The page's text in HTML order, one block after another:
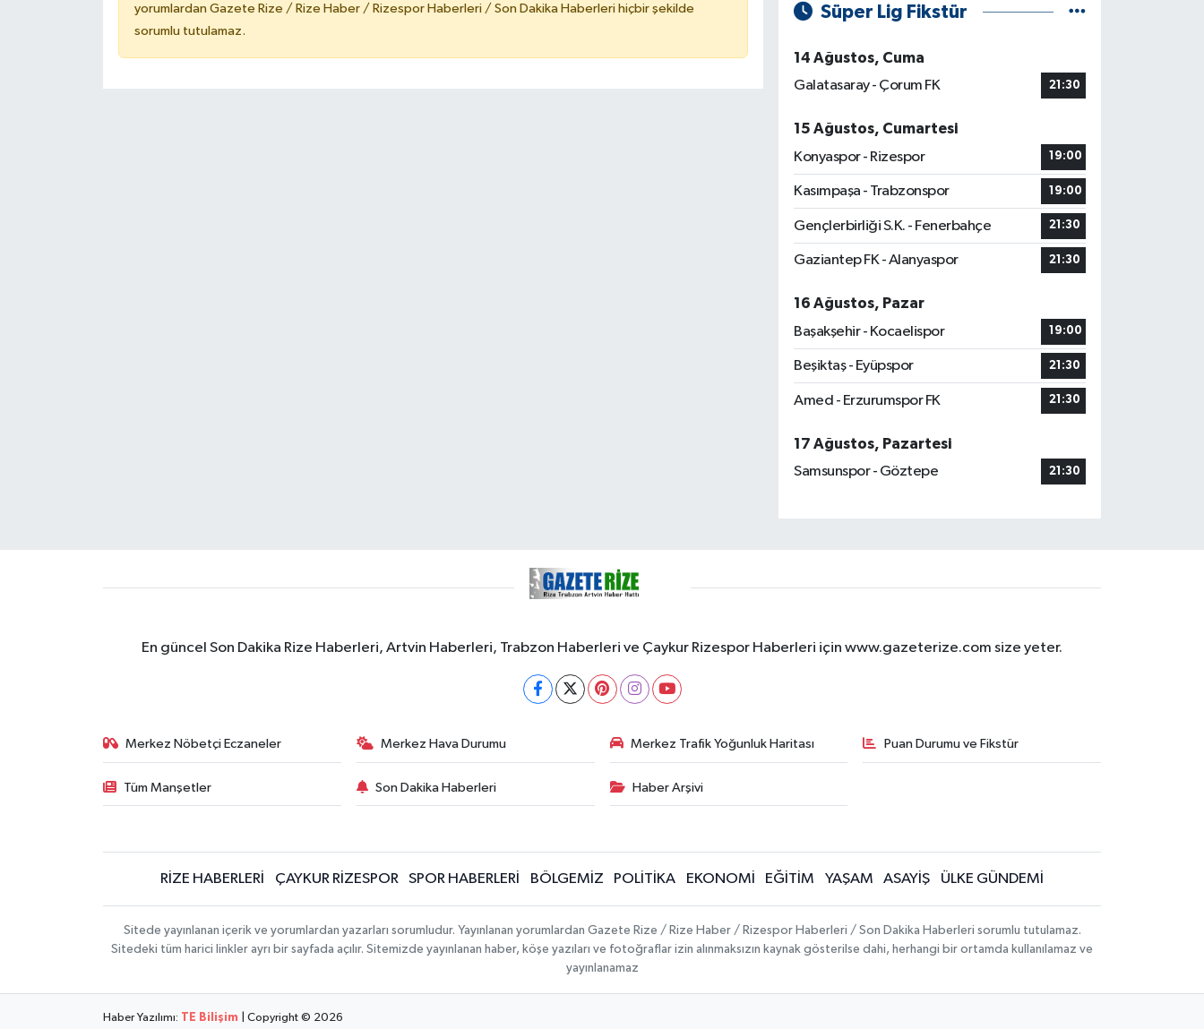
yorumlardan Gazete Rize / Rize Haber / Rizespor Haberleri / Son Dakika Haberleri hiçbir şekilde
sorumlu tutulamaz.
Süper Lig Fikstür
14 Ağustos, Cuma
Galatasaray - Çorum FK
21:30
15 Ağustos, Cumartesi
Konyaspor - Rizespor
19:00
Kasımpaşa - Trabzonspor 19:00
Gençlerbirliği S.K. - Fenerbahçe 21:30
Gaziantep FK - Alanyaspor 21:30
16 Ağustos, Pazar
Başakşehir - Kocaelispor
19:00
Beşiktaş - Eyüpspor 21:30
Amed - Erzurumspor FK 21:30
17 Ağustos, Pazartesi
Samsunspor - Göztepe
21:30
En güncel Son Dakika Rize Haberleri, Artvin Haberleri, Trabzon Haberleri ve Çaykur Rizespor Haberleri için www.gazeterize.com size yeter.
Merkez Nöbetçi Eczaneler Merkez Hava Durumu Merkez Trafik Yoğunluk Haritası Puan Durumu ve Fikstür
Tüm Manşetler Son Dakika Haberleri Haber Arşivi
RİZE HABERLERİ ÇAYKUR RİZESPOR SPOR HABERLERİ BÖLGEMİZ POLİTİKA EKONOMİ EĞİTİM YAŞAM ASAYİŞ ÜLKE GÜNDEMİ
Sitede yayınlanan içerik ve yorumlardan yazarları sorumludur. Yayınlanan yorumlardan Gazete Rize / Rize Haber / Rizespor Haberleri / Son Dakika Haberleri sorumlu tutulamaz.
Sitedeki tüm harici linkler ayrı bir sayfada açılır. Sitemizde yayınlanan haber, köşe yazıları ve fotoğraflar izin alınmaksızın kaynak gösterilse dahi, herhangi bir ortamda kullanılamaz ve
yayınlanamaz
Haber Yazılımı: TE Bilişim | Copyright © 2026